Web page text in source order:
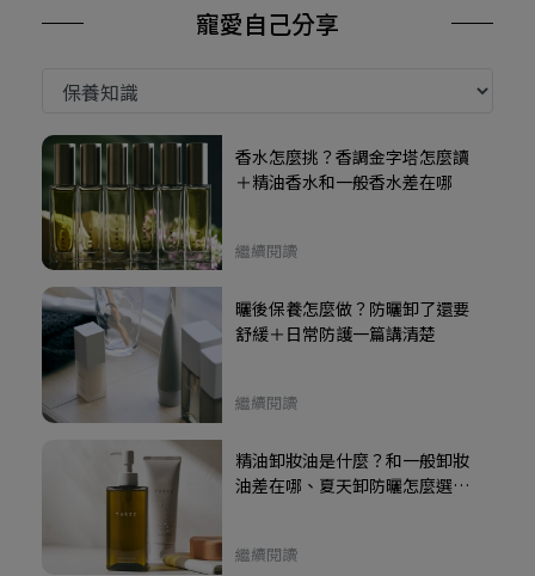
寵愛自己分享
香水怎麼挑？香調金字塔怎麼讀
＋精油香水和一般香水差在哪
繼續閱讀
曬後保養怎麼做？防曬卸了還要
舒緩＋日常防護一篇講清楚
繼續閱讀
精油卸妝油是什麼？和一般卸妝
油差在哪、夏天卸防曬怎麼選不
繼續閱讀